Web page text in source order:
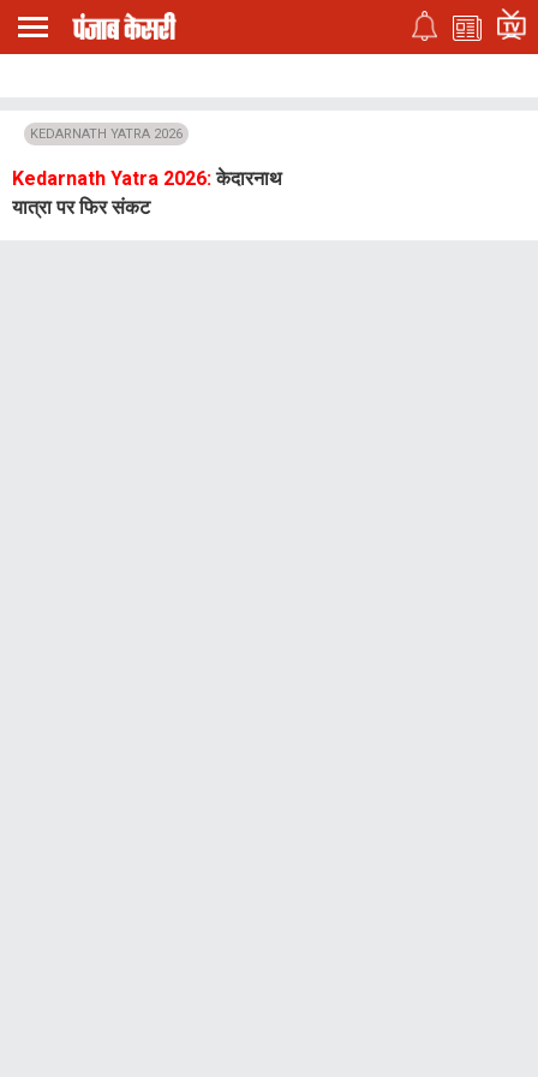
KEDARNATH YATRA 2026
Kedarnath Yatra 2026:केदारनाथ
यात्रा पर फिर संकट